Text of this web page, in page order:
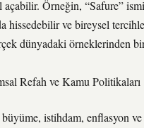
Örneğin, “Safure”
ve bireysel
dünyadaki örneklerinden
Refah ve Kamu Politikaları
istihdam, enflasyon